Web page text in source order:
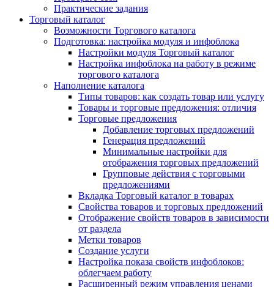
Практические задания
Торговый каталог
Возможности Торгового каталога
Подготовка: настройка модуля и инфоблока
Настройки модуля Торговый каталог
Настройка инфоблока на работу в режиме
торгового каталога
Наполнение каталога
Типы товаров: как создать товар или услугу
Товары и торговые предложения: отличия
Торговые предложения
Добавление торговых предложений
Генерация предложений
Минимальные настройки для
отображения торговых предложений
Групповые действия с торговыми
предложениями
Вкладка Торговый каталог в товарах
Свойства товаров и торговых предложений
Отображение свойств товаров в зависимости
от раздела
Метки товаров
Создание услуги
Настройка показа свойств инфоблоков:
облегчаем работу
Расширенный режим управления ценами